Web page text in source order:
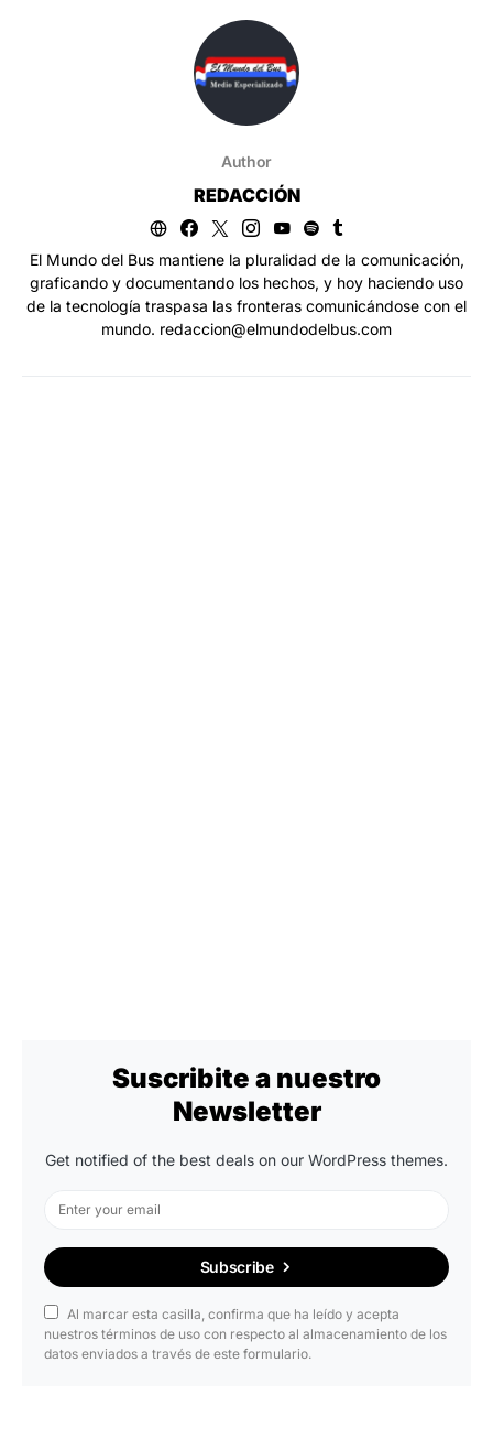
Author
REDACCIÓN
El Mundo del Bus mantiene la pluralidad de la comunicación,
graficando y documentando los hechos, y hoy haciendo uso
de la tecnología traspasa las fronteras comunicándose con el
mundo. redaccion@elmundodelbus.com
Suscribite a nuestro
Newsletter
Get notified of the best deals on our WordPress themes.
Subscribe
Al marcar esta casilla, confirma que ha leído y acepta
nuestros términos de uso con respecto al almacenamiento de los
datos enviados a través de este formulario.